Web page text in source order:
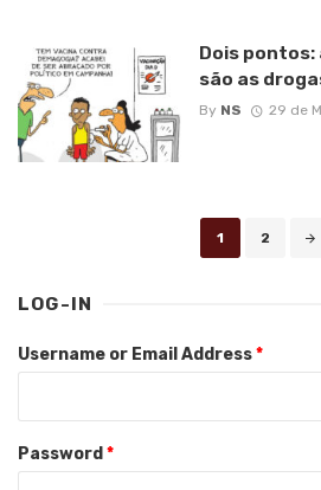
Dois pontos:
são as
By NS 29 de
1 2
LOG-IN
Username or Email Address*
Password *